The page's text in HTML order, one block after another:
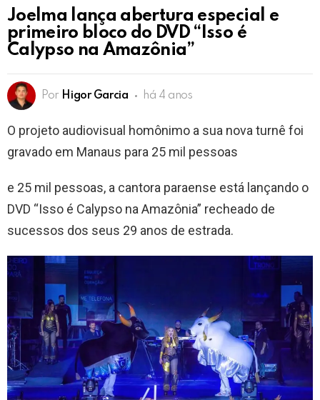
Joelma lança abertura especial e
primeiro bloco do DVD “Isso é
Calypso na Amazônia”
Por Higor Garcia há 4 anos
O projeto audiovisual homônimo a sua nova turnê foi
gravado em Manaus para 25 mil pessoas
e 25 mil pessoas, a cantora paraense está lançando o
DVD “Isso é Calypso na Amazônia” recheado de
sucessos dos seus 29 anos de estrada.